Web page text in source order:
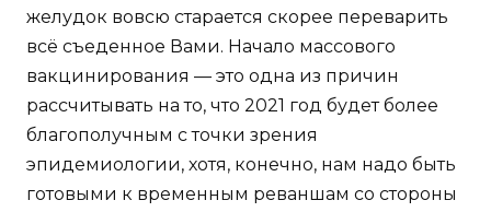
желудок вовсю старается скорее переварить
всё съеденное Вами. Начало массового
вакцинирования — это одна из причин
рассчитывать на то, что 2021 год будет более
благополучным с точки зрения
эпидемиологии, хотя, конечно, нам надо быть
готовыми к временным реваншам со стороны